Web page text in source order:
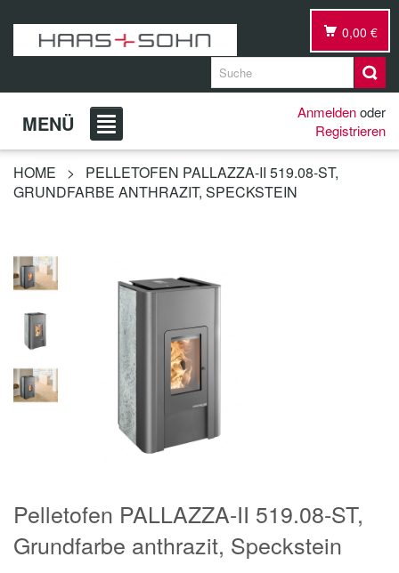
0,00 €
MENÜ Anmeldenoder
Registrieren
HOME >
PELLETOFEN PALLAZZA-II 519.08-ST,
GRUNDFARBE ANTHRAZIT, SPECKSTEIN
Pelletofen PALLAZZA-II 519.08-ST,
Grundfarbe anthrazit, Speckstein